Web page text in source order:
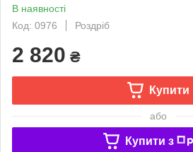
В наявності
Код: 0976
Роздріб
2 820 ₴
Купити
або
Купити з